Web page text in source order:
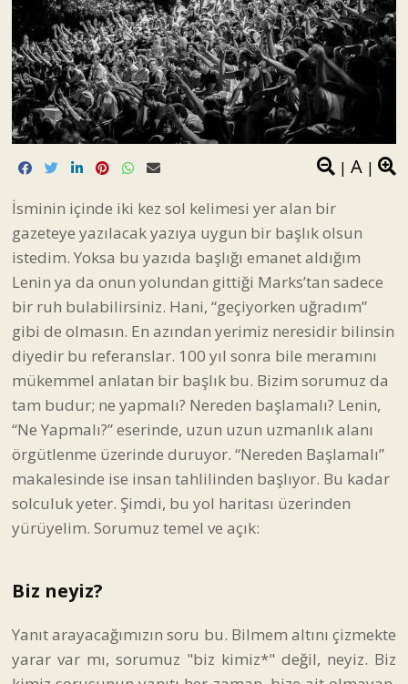
| A |
İsminin içinde iki kez sol kelimesi yer alan bir
gazeteye yazılacak yazıya uygun bir başlık olsun
istedim. Yoksa bu yazıda başlığı emanet aldığım
Lenin ya da onun yolundan gittiği Marks’tan sadece
bir ruh bulabilirsiniz. Hani, “geçiyorken uğradım”
gibi de olmasın. En azından yerimiz neresidir bilinsin
diyedir bu referanslar. 100 yıl sonra bile meramını
mükemmel anlatan bir başlık bu. Bizim sorumuz da
tam budur; ne yapmalı? Nereden başlamalı? Lenin,
“Ne Yapmalı?” eserinde, uzun uzun uzmanlık alanı
örgütlenme üzerinde duruyor. “Nereden Başlamalı”
makalesinde ise insan tahlilinden başlıyor. Bu kadar
solculuk yeter. Şimdi, bu yol haritası üzerinden
yürüyelim. Sorumuz temel ve açık:
Biz neyiz?
Yanıt arayacağımızın soru bu. Bilmem altını çizmekte
yarar var mı, sorumuz "biz kimiz*" değil, neyiz. Biz